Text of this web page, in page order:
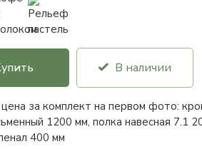
В наличии
цена за комплект на первом фото:
1200 мм, полка навесная 7.1
400 мм